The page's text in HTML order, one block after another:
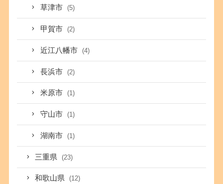
草津市 (5)
甲賀市 (2)
近江八幡市 (4)
長浜市 (2)
米原市 (1)
守山市 (1)
湖南市 (1)
三重県 (23)
和歌山県 (12)